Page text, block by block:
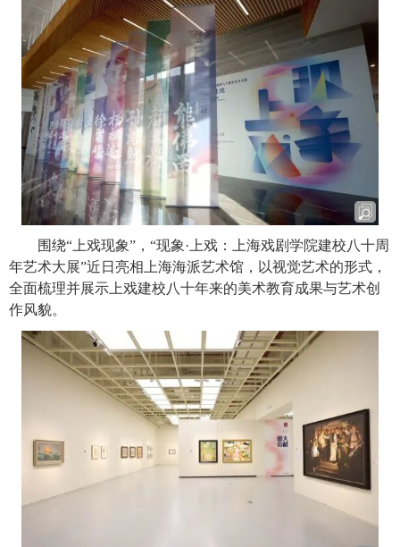
围绕“ 上戏现象” ， “现象· 上戏：上海戏剧学院建校八十周
年艺术大展”近日亮相上海海派艺术馆，以视觉艺术的形式，
全面梳理并展示上戏建校八十年来的美术教育成果与艺术创
作风貌。